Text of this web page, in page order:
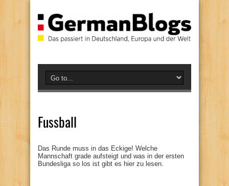
Fussball
Das Runde muss in das Eckige! Welche
Mannschaft grade aufsteigt und was in der ersten
Bundesliga so los ist gibt es hier zu lesen.